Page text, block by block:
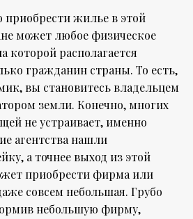
приобрести жилье в этой
может любое физическое
которой располагается
гражданин страны. То есть,
вы становитесь владельцем
земли. Конечно, многих
не устраивает, именно
агентства нашли
а точнее выход из этой
приобрести фирма или
совсем небольшая. Грубо
небольшую фирму,